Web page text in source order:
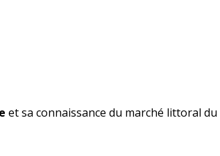
et sa connaissance du marché littoral du